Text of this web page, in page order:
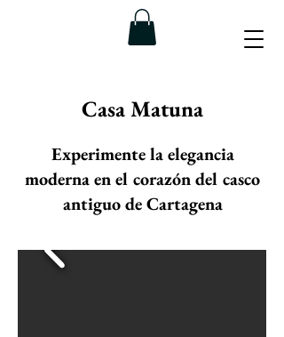
Casa Matuna
Experimente la elegancia
moderna en el corazón del casco
antiguo de Cartagena